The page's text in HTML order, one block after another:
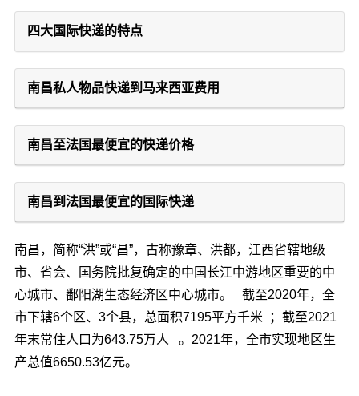
四大国际快递的特点
南昌私人物品快递到马来西亚费用
南昌至法国最便宜的快递价格
南昌到法国最便宜的国际快递
南昌，简称“洪”或“昌”，古称豫章、洪都，江西省辖地级
市、省会、国务院批复确定的中国长江中游地区重要的中
心城市、鄱阳湖生态经济区中心城市。 截至2020年，全
市下辖6个区、3个县，总面积7195平方千米 ；截至2021
年末常住人口为643.75万人 。2021年，全市实现地区生
产总值6650.53亿元。